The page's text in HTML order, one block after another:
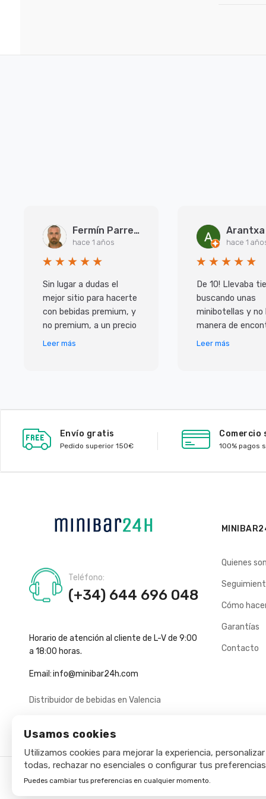
Usamos cookies
Utilizamos cookies para mejorar la experiencia,
todas, rechazar no esenciales o configurar tus
Puedes cambiar tus preferencias en cualquier momento.
Fermín Parreño Torres
hace 1 años
Sin lugar a dudas el
mejor sitio para hacerte
con bebidas premium, y
no premium, a un precio
inmejorable. Pero lo que
Leer más
hace 1
De 10! Llevaba
buscando unas
minibotellas y no
manera de
y las que habian
Leer más
Envío gratis
Pedido superior 150€
Comercio
100% pagos
Teléfono:
(+34) 644 696 048
Horario de atención al cliente de L-V de 9:00
a 18:00 horas.
Email:info@minibar24h.com
Distribuidor de bebidas en Valencia
Quienes
Cómo
Garantías
Contacto
Copyright © 2025 - Minibar24h.com. Todos los derechos